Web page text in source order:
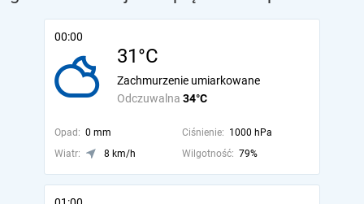
00:00
31°C
Odczuwalna 34°C
Zachmurzenie umiarkowane
Opad: 0 mm Ciśnienie: 1000 hPa
Wiatr:
8 km/h Wilgotność: 79%